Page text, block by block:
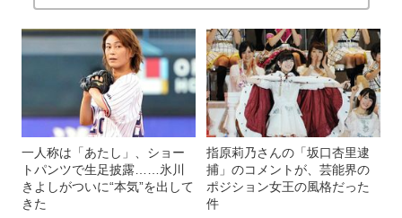
一人称は「あたし」、ショー
トパンツで生足披露……氷川
きよしがついに“本気”を出して
きた
指原莉乃さんの「坂口杏里逮
捕」のコメントが、芸能界の
ポジション女王の風格だった
件